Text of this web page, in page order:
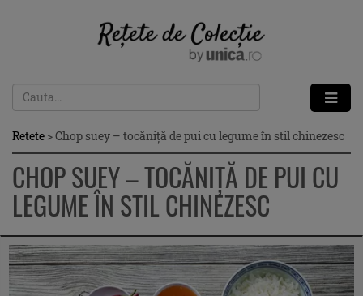
Retete >Chop suey – tocăniță de pui cu legume în stil chinezesc
CHOP SUEY – TOCĂNIȚĂ DE PUI CU
LEGUME ÎN STIL CHINEZESC